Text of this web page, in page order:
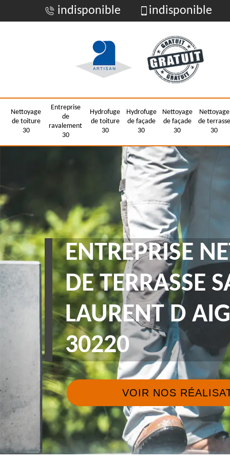
indisponible indisponible
Nettoyage
de toiture
30
Entreprise
de
ravalement
30
Hydrofuge
de toiture
30
Hydrofuge
de façade
30
Nettoyage
de façade
30
Nettoyage
de terrasse
30
ENTREPRISE
DE TERRASSE
LAURENT D
30220
VOIR NOS